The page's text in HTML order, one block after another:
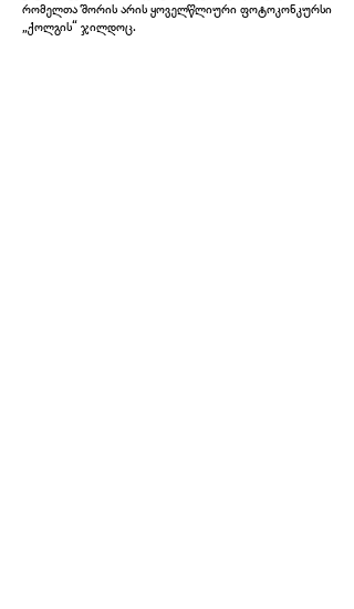
NEW Tbilisi
რომელთა შორის არის ყოველწლიური ფოტოკონკურსი
„ქოლგის“ ჯილდოც.